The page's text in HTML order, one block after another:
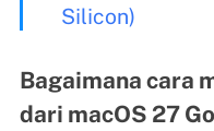
Silicon)
Bagaimana cara
dari macOS 27